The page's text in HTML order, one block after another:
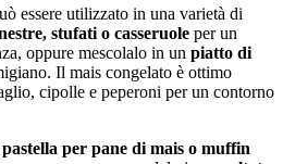
essere utilizzato in una varietà di
stufati o casseruole per un
oppure mescolalo in un piatto di
Il mais congelato è ottimo
cipolle e peperoni per un contorno
pastella per pane di mais o muffin